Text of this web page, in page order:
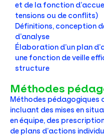
et de la fonction
tensions ou de conflits)
Définitions, conception
d’analyse
Élaboration d’un plan
une fonction de veille
structure
Méthodes
Méthodes pédagogiques
incluant des mises en
en équipe, des
de plans d’actions